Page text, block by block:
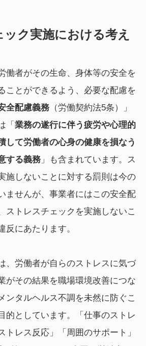
ク実施における考え
働者がその生命、身体等の安全を
ことができるよう、必要な配慮を
全配慮義務 （労働契約法5条）」
「 業務の遂行に伴う疲労や心理的
して労働者の心身の健康を損なう
する義務 」も含まれています。ス
施しないことに対する罰則は今の
ませんが、事業者にはこの安全配
ストレスチェックを実施しないこ
反にあたります。
、労働者が自らのストレスに気づ
がその結果を職場環境改善につな
ンタルヘルス不調を未然に防ぐこ
的としています。「仕事のストレ
トレス反応」「周囲のサポート」